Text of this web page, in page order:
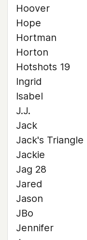
Hoover
Hope
Hortman
Horton
Hotshots 19
Ingrid
Isabel
J.J.
Jack
Jack's Triangle
Jackie
Jag 28
Jared
Jason
JBo
Jennifer